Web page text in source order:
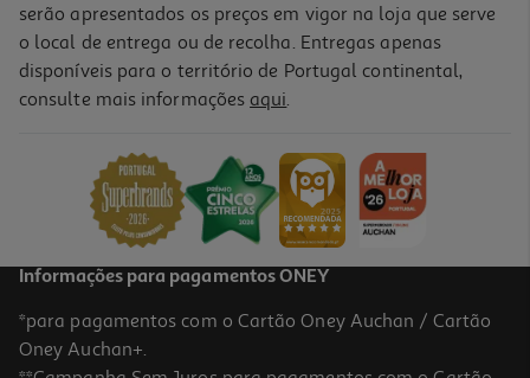
Adaptador Skross 1.500272 Eu To Itália /suiça/brasil
11,99 €
serão apresentados os preços em vigor na loja que serve
o local de entrega ou de recolha. Entregas apenas
disponíveis para o território de Portugal continental,
consulte mais informações aqui.
Informações para pagamentos ONEY
*para pagamentos com o Cartão Oney Auchan / Cartão
Oney Auchan+.